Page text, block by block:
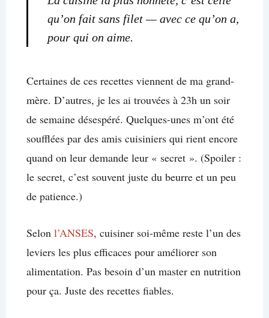
qu’on fait sans filet — avec ce qu’on a,
pour qui on aime.
Certaines de ces recettes viennent de ma grand-
mère. D’autres, je les ai trouvées à 23h un soir
de semaine désespéré. Quelques-unes m’ont été
soufflées par des amis cuisiniers qui rient encore
quand on leur demande leur « secret ». (Spoiler :
le secret, c’est souvent juste du beurre et un peu
de patience.)
Selon l’ANSES, cuisiner soi-même reste l’un des
leviers les plus efficaces pour améliorer son
alimentation. Pas besoin d’un master en nutrition
pour ça. Juste des recettes fiables.